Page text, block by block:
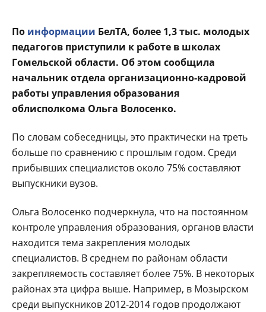
По информации БелТА, более 1,3 тыс. молодых
педагогов приступили к работе в школах
Гомельской области. Об этом сообщила
начальник отдела организационно-кадровой
работы управления образования
облисполкома Ольга Волосенко.
По словам собеседницы, это практически на треть
больше по сравнению с прошлым годом. Среди
прибывших специалистов около 75% составляют
выпускники вузов.
Ольга Волосенко подчеркнула, что на постоянном
контроле управления образования, органов власти
находится тема закрепления молодых
специалистов. В среднем по районам области
закрепляемость составляет более 75%. В некоторых
районах эта цифра выше. Например, в Мозырском
среди выпускников 2012-2014 годов продолжают